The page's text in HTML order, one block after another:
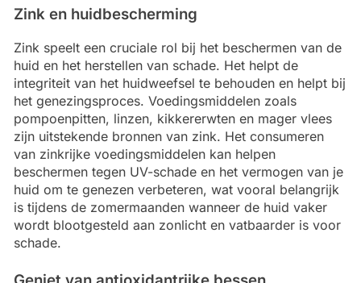
Zink en huidbescherming
Zink speelt een cruciale rol bij het beschermen van de
huid en het herstellen van schade. Het helpt de
integriteit van het huidweefsel te behouden en helpt bij
het genezingsproces. Voedingsmiddelen zoals
pompoenpitten, linzen, kikkererwten en mager vlees
zijn uitstekende bronnen van zink. Het consumeren
van zinkrijke voedingsmiddelen kan helpen
beschermen tegen UV-schade en het vermogen van je
huid om te genezen verbeteren, wat vooral belangrijk
is tijdens de zomermaanden wanneer de huid vaker
wordt blootgesteld aan zonlicht en vatbaarder is voor
schade.